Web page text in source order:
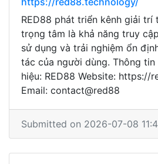
RED88 phát triển kênh giải trí
trọng tâm là khả năng truy
sử dụng và trải nghiệm ổn
tác của người dùng. Thông tin
hiệu: RED88 Website: https://
Email: contact@red88
Submitted on 2026-07-08